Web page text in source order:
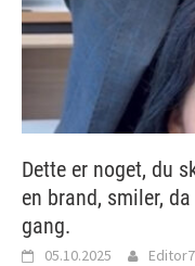
Dette er noget, du
en brand, smiler,
gang.
05.10.2025 Editor7